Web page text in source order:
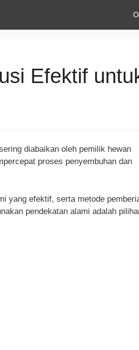
Efektif
diabaikan oleh pemilik hewan
proses penyembuhan dan
yang efektif, serta metode
pendekatan alami adalah